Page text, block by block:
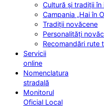
Cultură și tradiții în
Campania „Hai în
Tradiții novăcene
Personalități
Recomandări rute
Servicii
online
Nomenclatura
stradală
Monitorul
Oficial Local